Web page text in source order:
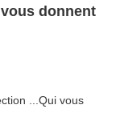
donnent